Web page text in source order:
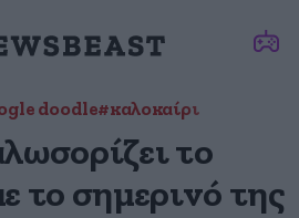
doodle#καλοκαίρι
το
το σημερινό της